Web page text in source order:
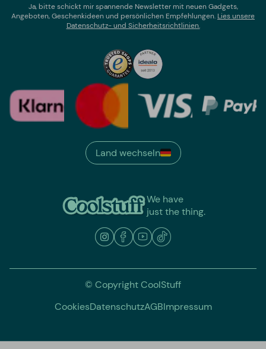
Ja, bitte schickt mir spannende Newsletter mit neuen Gadgets,
Angeboten, Geschenkideen und persönlichen Empfehlungen. Lies unsere
Datenschutz- und Sicherheitsrichtlinien.
We have
just the thing.
Land wechseln
© Copyright CoolStuff
CookiesDatenschutzAGBImpressum